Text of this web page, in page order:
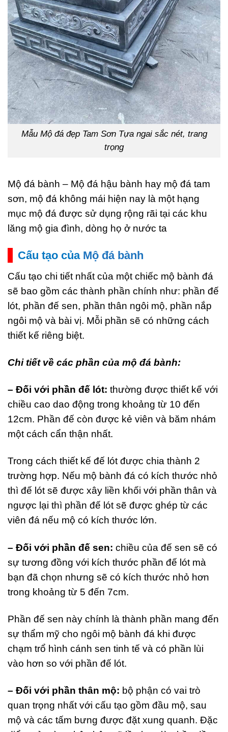
Mẫu Mộ đá đẹp Tam Sơn Tựa ngai sắc nét, trang
trọng
Mộ đá bành – Mộ đá hậu bành hay mộ đá tam
sơn, mộ đá không mái hiện nay là một hạng
mục mộ đá được sử dụng rộng rãi tại các khu
lăng mộ gia đình, dòng họ ở nước ta
Cấu tạo của Mộ đá bành
Cấu tạo chi tiết nhất của một chiếc mộ bành đá
sẽ bao gồm các thành phần chính như: phần đế
lót, phần đế sen, phần thân ngôi mộ, phần nắp
ngôi mộ và bài vị. Mỗi phần sẽ có những cách
thiết kế riêng biệt.
Chi tiết về các phần của mộ đá bành:
– Đối với phần đế lót: thường được thiết kế với
chiều cao dao động trong khoảng từ 10 đến
12cm. Phần đế còn được kẻ viên và băm nhám
một cách cẩn thận nhất.
Trong cách thiết kế đế lót được chia thành 2
trường hợp. Nếu mộ bành đá có kích thước nhỏ
thì đế lót sẽ được xây liền khối với phần thân và
ngược lại thì phần đế lót sẽ được ghép từ các
viên đá nếu mộ có kích thước lớn.
– Đối với phần đế sen: chiều của đế sen sẽ có
sự tương đồng với kích thước phần đế lót mà
bạn đã chọn nhưng sẽ có kích thước nhỏ hơn
trong khoảng từ 5 đến 7cm.
Phần đế sen này chính là thành phần mang đến
sự thẩm mỹ cho ngôi mộ bành đá khi được
chạm trổ hình cánh sen tinh tế và có phần lùi
vào hơn so với phần đế lót.
– Đối với phần thân mộ: bộ phận có vai trò
quan trọng nhất với cấu tạo gồm đầu mộ, sau
mộ và các tấm bưng được đặt xung quanh. Đặc